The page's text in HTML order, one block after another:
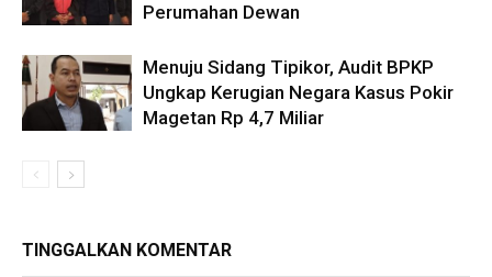
Perumahan Dewan
Menuju Sidang Tipikor, Audit BPKP
Ungkap Kerugian Negara Kasus Pokir
Magetan Rp 4,7 Miliar
TINGGALKAN KOMENTAR